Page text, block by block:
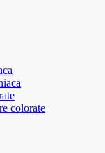
colorate